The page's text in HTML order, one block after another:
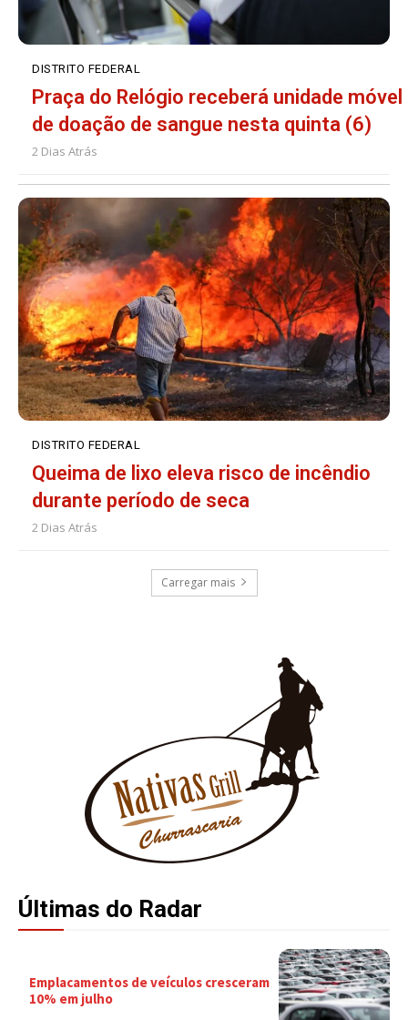
DISTRITO FEDERAL
Praça do Relógio receberá unidade móvel
de doação de sangue nesta quinta (6)
2 Dias Atrás
DISTRITO FEDERAL
Queima de lixo eleva risco de incêndio
durante período de seca
2 Dias Atrás
Carregar mais
Últimas do Radar
Emplacamentos de veículos cresceram
10% em julho